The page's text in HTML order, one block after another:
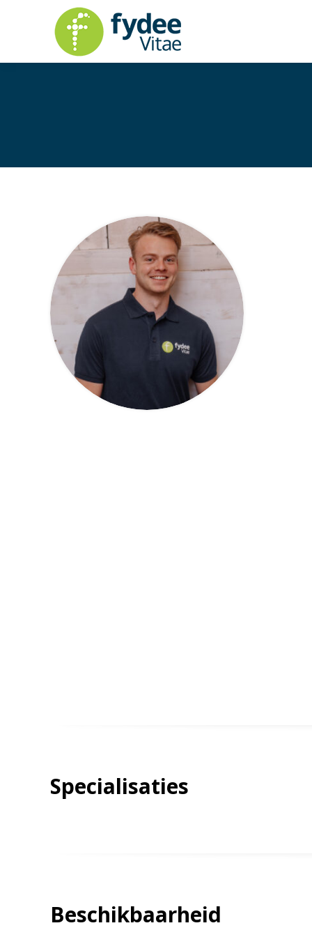
Specialisaties
Beschikbaarheid